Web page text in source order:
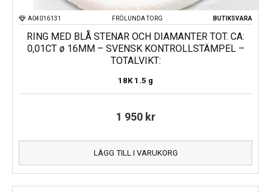
FRÖLUNDA TORG
A04016131 BUTIKSVARA
RING MED BLÅ STENAR OCH DIAMANTER TOT. CA:
0,01CT ø 16MM – SVENSK KONTROLLSTÄMPEL –
TOTALVIKT:
18K 1.5 g
1 950 kr
LÄGG TILL I VARUKORG